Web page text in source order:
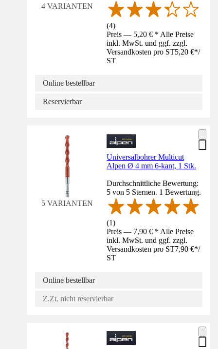
4 VARIANTEN
(4)
Preis — 5,20 € * Alle Preise
inkl. MwSt. und ggf. zzgl.
Versandkosten pro ST5,20 €*/
ST
Online bestellbar
Reservierbar
5 VARIANTEN
Universalbohrer Multicut
Alpen Ø 4 mm 6-kant, 1 Stk.
Durchschnittliche Bewertung:
5 von 5 Sternen. 1 Bewertung.
(1)
Preis — 7,90 € * Alle Preise
inkl. MwSt. und ggf. zzgl.
Versandkosten pro ST7,90 €*/
ST
Online bestellbar
Z.Zt. nicht reservierbar